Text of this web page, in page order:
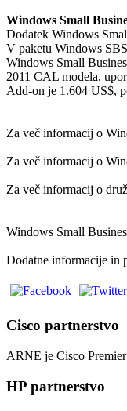
Windows Small
Dodatek Windows
V paketu Windows
Windows Small
2011 CAL modela,
Add-on je 1.604 US$,
Za več informacij o
Za več informacij o
Za več informacij o
Windows Small
Dodatne informacije in
Cisco partnerstvo
ARNE je Cisco
HP partnerstvo